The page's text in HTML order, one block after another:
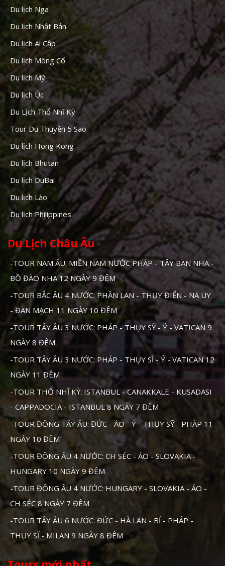
Du lịch Nga
Du lịch Nhật Bản
Du lịch Ai Cập
Du lịch Mông Cổ
Du lịch Mỹ
Du lịch Úc
Du Lịch Thổ Nhĩ Kỳ
Tour Du Thuyền 5 Sao
Du lịch Hong Kong
Du lịch Bhutan
Du lịch DuBai
Du lịch Lào
Du lịch Philippines
Du Lịch Châu Âu
-TOUR NAM ÂU: MIỀN NAM NƯỚC PHÁP - TÂY BAN NHA -
BỒ ĐÀO NHA 12 NGÀY 9 ĐÊM
-TOUR BẮC ÂU 4 NƯỚC: PHẦN LAN - THỤY ĐIỂN - NA UY
- ĐAN MẠCH 11 NGÀY 10 ĐÊM
-TOUR TÂY ÂU 3 NƯỚC: PHÁP - THỤY SỸ - Ý - VATICAN 9
NGÀY 8 ĐÊM
-TOUR TÂY ÂU 3 NƯỚC: PHÁP - THỤY SĨ - Ý - VATICAN 12
NGÀY 11 ĐÊM
-TOUR THỔ NHĨ KỲ: ISTANBUL - CANAKKALE - KUSADASI
- CAPPADOCIA - ISTANBUL 8 NGÀY 7 ĐÊM
-TOUR ĐÔNG TÂY ÂU: ĐỨC - ÁO - Ý - THỤY SỸ - PHÁP 11
NGÀY 10 ĐÊM
-TOUR ĐÔNG ÂU 4 NƯỚC: CH SÉC - ÁO - SLOVAKIA -
HUNGARY 10 NGÀY 9 ĐÊM
-TOUR ĐÔNG ÂU 4 NƯỚC: HUNGARY - SLOVAKIA - ÁO -
CH SÉC 8 NGÀY 7 ĐÊM
-TOUR TÂY ÂU 6 NƯỚC: ĐỨC - HÀ LAN - BỈ - PHÁP -
THỤY SĨ - MILAN 9 NGÀY 8 ĐÊM